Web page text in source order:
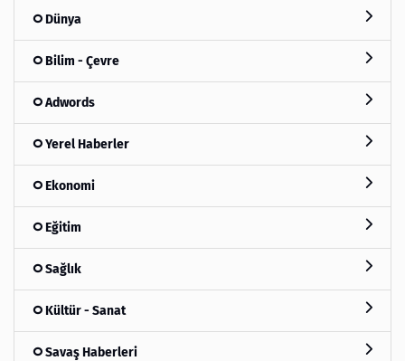
Dünya
Bilim - Çevre
Adwords
Yerel Haberler
Ekonomi
Eğitim
Sağlık
Kültür - Sanat
Savaş Haberleri